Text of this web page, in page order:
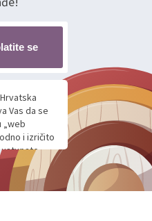
se
Vas da se
„web
i izričito
ustupate
upit
ovu Izjavu
od